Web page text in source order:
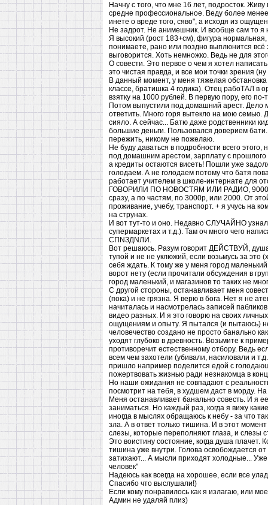
Начну с того, что мне 16 лет, подросток.
средне профессиональное. Веду более
инете о вреде того, сяво", а исходя из
Не задрот. Не анимешник. И вообще сам то я
Я высокий (рост 183+см), фигура
понимаете, рано или поздно выплюнится всё
выговорится. Хоть немножко. Ведь не для
О совести. Это первое о чем я хотел
это чистая правда, и все мои точки зрения
В данный момент, у меня тяжелая
классе, братишка 4 годика). Отец рабоТАЛ в
взятку на 1000 рублей. В первую пору, его
Потом выпустили под домашний арест. Дело
ответить. Много горя вытекло на мою
сияло. А сейчас... Батю даже родственники
большие деньги. Пользовался доверием
пережить, никому не пожелаю.
Не буду даваться в подробности всего
под домашним арестом, зарплату с прошлого
а кредиты остаются висеть! Пошли уже
голодаем. А не голодаем потому что батя
работает учителем в школе-интернате для
ГОВОРИЛИ ПО НОВОСТЯМ ИЛИ РАДИО, 9000
сразу, а по частям, по 3000р, или 2000. От
проживание, учебу, транспорт. + я учусь на
на струнах.
И вот тут-то и оно. Недавно СЛУЧАЙНО
супермаркетах и т.д.). Там оч много чего
СПNЗДNЛИ.
Вот решаюсь. Разум говорит ДЕЙСТВУЙ,
тупой и не не уклюжий, если возьмусь за это
себя ждать. К тому же у меня город
ворот нету (если прочитали обсуждения в
город маленький, и магазинов то таких не
С другой стороны, останавливает меня
(пока) и не грязна. Я верю в бога. Нет я не
начиталась и насмотрелась записей
видео разных. И я это говорю на своих
ощущениям и опыту. Я пытался (и пытаюсь)
человечество создано не просто банально
уходят глубоко в древность. Возьмите к
противоречит естественному отбору. Ведь
всем чем захотели (убивали, насиловали и
пришло например поделится едой с
пожертвовать жизнью ради незнакомца в
Но наши ожидания не совпадают с
посмотрит на тебя, в худшем даст в морду.
Меня останавливает банально совесть. И я
заниматься. Но каждый раз, когда я вижу
иногда в мыслях обращаюсь к небу - за что
зла. А в ответ только тишина. И в этот
слезы, которые переполняют глаза, и слезы
Это воистину состояние, когда душа плачет.
тишина уже внутри. Голова освобождается
затихают... А мысли приходят холодные...
человек"
Надеюсь как всегда на хорошее, если все
Спасибо что выслушали!)
Если кому понравилось как я излагаю, или
Админ не удаляй плиз)